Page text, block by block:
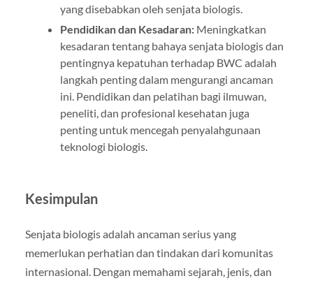
yang disebabkan oleh senjata biologis.
Pendidikan dan Kesadaran:Meningkatkan
kesadaran tentang bahaya senjata biologis dan
pentingnya kepatuhan terhadap BWC adalah
langkah penting dalam mengurangi ancaman
ini. Pendidikan dan pelatihan bagi ilmuwan,
peneliti, dan profesional kesehatan juga
penting untuk mencegah penyalahgunaan
teknologi biologis.
Kesimpulan
Senjata biologis adalah ancaman serius yang
memerlukan perhatian dan tindakan dari komunitas
internasional. Dengan memahami sejarah, jenis, dan